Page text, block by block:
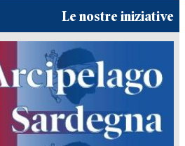
Le nostre iniziative